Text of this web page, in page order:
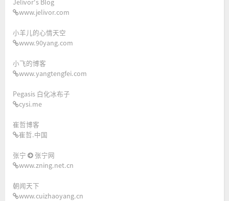
www.jelivor.com
小羊儿的心情天空
www.90yang.com
小飞的博客
www.yangtengfei.com
Pegasis 白化冰布子
cysi.me
崔哲博客
崔哲.中国
张宁
张宁网
www.zning.net.cn
朝闻天下
www.cuizhaoyang.cn